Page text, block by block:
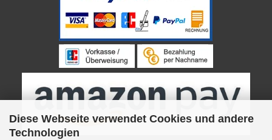
Diese Webseite verwendet Cookies und andere
Technologien